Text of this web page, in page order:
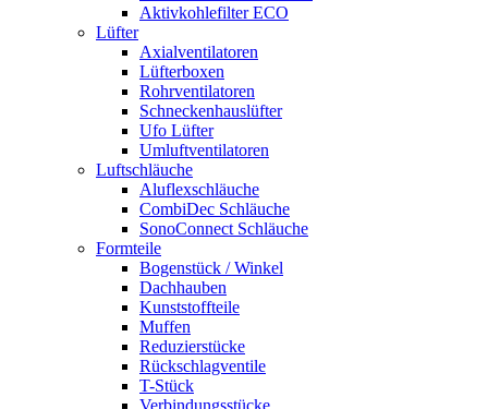
Aktivkohlefilter ECO
Lüfter
Axialventilatoren
Lüfterboxen
Rohrventilatoren
Schneckenhauslüfter
Ufo Lüfter
Umluftventilatoren
Luftschläuche
Aluflexschläuche
CombiDec Schläuche
SonoConnect Schläuche
Formteile
Bogenstück / Winkel
Dachhauben
Kunststoffteile
Muffen
Reduzierstücke
Rückschlagventile
T-Stück
Verbindungsstücke